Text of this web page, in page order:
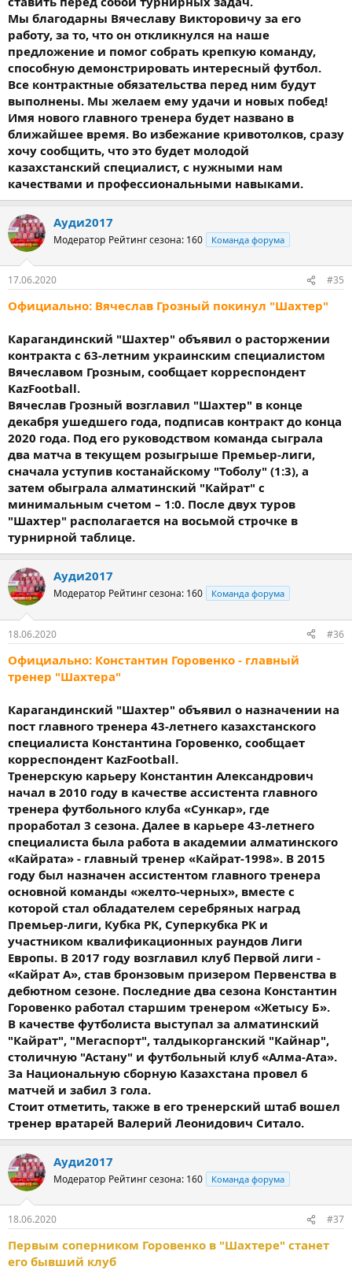
Мы благодарны Вячеславу Викторовичу за его
работу, за то, что он откликнулся на наше
предложение и помог собрать крепкую команду,
способную демонстрировать интересный футбол.
Все контрактные обязательства перед ним будут
выполнены. Мы желаем ему удачи и новых побед!
Имя нового главного тренера будет названо в
ближайшее время. Во избежание кривотолков, сразу
хочу сообщить, что это будет молодой
казахстанский специалист, с нужными нам
качествами и профессиональными навыками.
Ауди2017
Модератор Рейтинг сезона: 160 Команда форума
17.06.2020 #35
Официально: Вячеслав Грозный покинул "Шахтер"
Карагандинский "Шахтер" объявил о расторжении
контракта с 63-летним украинским специалистом
Вячеславом Грозным, сообщает корреспондент
KazFootball.
Вячеслав Грозный возглавил "Шахтер" в конце
декабря ушедшего года, подписав контракт до конца
2020 года. Под его руководством команда сыграла
два матча в текущем розыгрыше Премьер-лиги,
сначала уступив костанайскому "Тоболу" (1:3), а
затем обыграла алматинский "Кайрат" с
минимальным счетом – 1:0. После двух туров
"Шахтер" располагается на восьмой строчке в
турнирной таблице.
Ауди2017
Модератор Рейтинг сезона: 160 Команда форума
18.06.2020 #36
Официально: Константин Горовенко - главный
тренер "Шахтера"
Карагандинский "Шахтер" объявил о назначении на
пост главного тренера 43-летнего казахстанского
специалиста Константина Горовенко, сообщает
корреспондент KazFootball.
Тренерскую карьеру Константин Александрович
начал в 2010 году в качестве ассистента главного
тренера футбольного клуба «Сункар», где
проработал 3 сезона. Далее в карьере 43-летнего
специалиста была работа в академии алматинского
«Кайрата» - главный тренер «Кайрат-1998». В 2015
году был назначен ассистентом главного тренера
основной команды «желто-черных», вместе с
которой стал обладателем серебряных наград
Премьер-лиги, Кубка РК, Суперкубка РК и
участником квалификационных раундов Лиги
Европы. В 2017 году возглавил клуб Первой лиги -
«Кайрат А», став бронзовым призером Первенства в
дебютном сезоне. Последние два сезона Константин
Горовенко работал старшим тренером «Жетысу Б».
В качестве футболиста выступал за алматинский
"Кайрат", "Мегаспорт", талдыкорганский "Кайнар",
столичную "Астану" и футбольный клуб «Алма-Ата».
За Национальную сборную Казахстана провел 6
матчей и забил 3 гола.
Стоит отметить, также в его тренерский штаб вошел
тренер вратарей Валерий Леонидович Ситало.
Ауди2017
Модератор Рейтинг сезона: 160 Команда форума
18.06.2020 #37
Первым соперником Горовенко в "Шахтере" станет
его бывший клуб